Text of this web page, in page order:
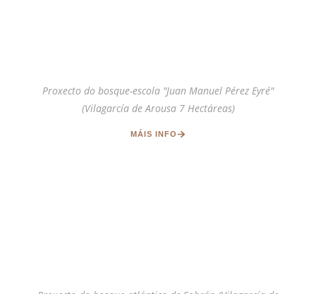
Proxecto do bosque-escola "Juan Manuel Pérez Eyré"
(Vilagarcía de Arousa 7 Hectáreas)
MÁIS INFO